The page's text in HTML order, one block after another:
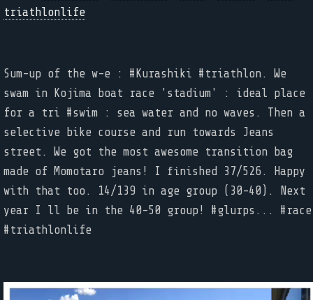
triathlonlife
Sum-up of the w-e : #Kurashiki #triathlon. We
swam in Kojima boat race 'stadium' : ideal place
for a tri #swim : sea water and no waves. Then a
selective bike course and run towards Jeans
street. We got the most awesome transition bag
made of Momotaro jeans! I finished 37/526. Happy
with that too. 14/139 in age group (30-40). Next
year I ll be in the 40-50 group! #glurps... #race
#triathlonlife